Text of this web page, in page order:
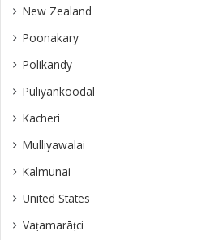
New Zealand
Poonakary
Polikandy
Puliyankoodal
Kacheri
Mulliyawalai
Kalmunai
United States
Vaṭamarāṭci